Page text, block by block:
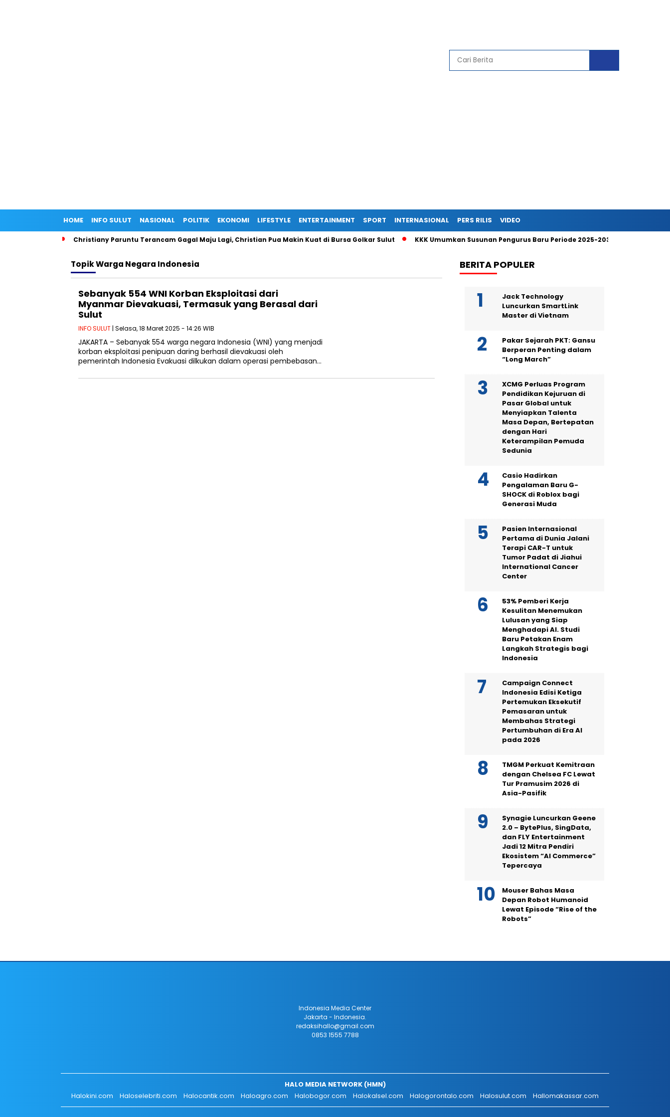
HOME INFO SULUT NASIONAL POLITIK EKONOMI LIFESTYLE ENTERTAINMENT SPORT INTERNASIONAL PERS RILIS VIDEO
Christiany Paruntu Terancam Gagal Maju Lagi, Christian Pua Makin Kuat di Bursa Golkar Sulut KKK Umumkan Susunan Pengurus Baru Periode 2025-2030, Angelica
TopikWarga Negara Indonesia
Sebanyak 554 WNI Korban Eksploitasi dari
Myanmar Dievakuasi, Termasuk yang Berasal dari
Sulut
INFO SULUT | Selasa, 18 Maret 2025 - 14:26 WIB
JAKARTA – Sebanyak 554 warga negara Indonesia (WNI) yang menjadi
korban eksploitasi penipuan daring berhasil dievakuasi oleh
pemerintah Indonesia Evakuasi dilkukan dalam operasi pembebasan…
BERITA POPULER
Jack Technology
Luncurkan SmartLink
Master di Vietnam
Pakar Sejarah PKT: Gansu
Berperan Penting dalam
“Long March”
XCMG Perluas Program
Pendidikan Kejuruan di
Pasar Global untuk
Menyiapkan Talenta
Masa Depan, Bertepatan
dengan Hari
Keterampilan Pemuda
Sedunia
Casio Hadirkan
Pengalaman Baru G-
SHOCK di Roblox bagi
Generasi Muda
Pasien Internasional
Pertama di Dunia Jalani
Terapi CAR-T untuk
Tumor Padat di Jiahui
International Cancer
Center
53% Pemberi Kerja
Kesulitan Menemukan
Lulusan yang Siap
Menghadapi AI. Studi
Baru Petakan Enam
Langkah Strategis bagi
Indonesia
Campaign Connect
Indonesia Edisi Ketiga
Pertemukan Eksekutif
Pemasaran untuk
Membahas Strategi
Pertumbuhan di Era AI
pada 2026
TMGM Perkuat Kemitraan
dengan Chelsea FC Lewat
Tur Pramusim 2026 di
Asia-Pasifik
Synagie Luncurkan Geene
2.0 – BytePlus, SingData,
dan FLY Entertainment
Jadi 12 Mitra Pendiri
Ekosistem “AI Commerce”
Tepercaya
Mouser Bahas Masa
Depan Robot Humanoid
Lewat Episode “Rise of the
Robots”
Indonesia Media Center
Jakarta - Indonesia.
redaksihallo@gmail.com
0853 1555 7788
HALO MEDIA NETWORK (HMN)
Halokini.com
Haloselebriti.com Halocantik.com Haloagro.com Halobogor.com Halokalsel.com Halogorontalo.com Halosulut.com Hallomakassar.com